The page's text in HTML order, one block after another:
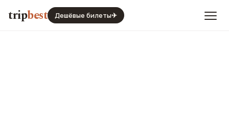
tripbest Дешёвые билеты✈